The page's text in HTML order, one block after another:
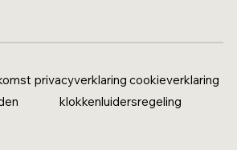
privacyverklaring cookieverklaring
klokkenluidersregeling